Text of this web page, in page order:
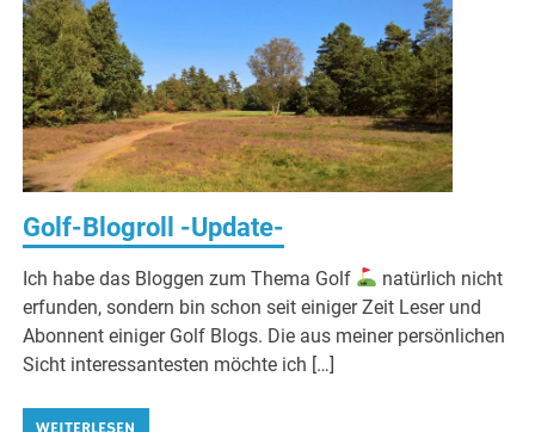
Golf-Blogroll -Update-
Ich habe das Bloggen zum Thema Golf
natürlich nicht
erfunden, sondern bin schon seit einiger Zeit Leser und
Abonnent einiger Golf Blogs. Die aus meiner persönlichen
Sicht interessantesten möchte ich […]